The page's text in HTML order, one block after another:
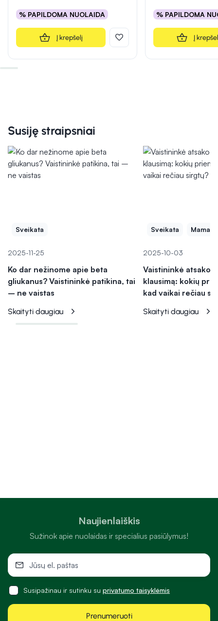
% PAPILDOMA NUOLAIDA
Į krepšelį
% PAPILDOMA
Į
Susiję straipsniai
Sveikata
2025-11-25
Ko dar nežinome apie beta
gliukanus? Vaistininkė patikina, tai
– ne vaistas
Skaityti daugiau
Sveikata Mama
2025-10-03
Vaistininkė atsako į
klausimą: kokių
kad vaikai rečiau
Skaityti daugiau
Naujienlaiškis
Sužinok apie nuolaidas ir specialius pasiūlymus!
Susipažinau ir sutinku su privatumo taisyklėmis
Prenumeruoti